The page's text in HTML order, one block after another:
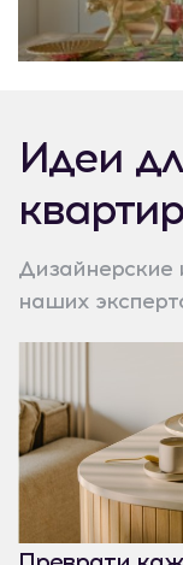
Идеи
Дизайнерские
наших